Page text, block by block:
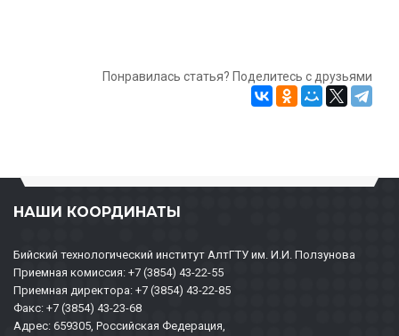
Понравилась статья? Поделитесь с друзьями
НАШИ КООРДИНАТЫ
Бийский технологический институт АлтГТУ им. И.И. Ползунова
Приемная комиссия: +7 (3854) 43-22-55
Приемная директора: +7 (3854) 43-22-85
Факс: +7 (3854) 43-23-68
Адрес: 659305, Российская Федерация,